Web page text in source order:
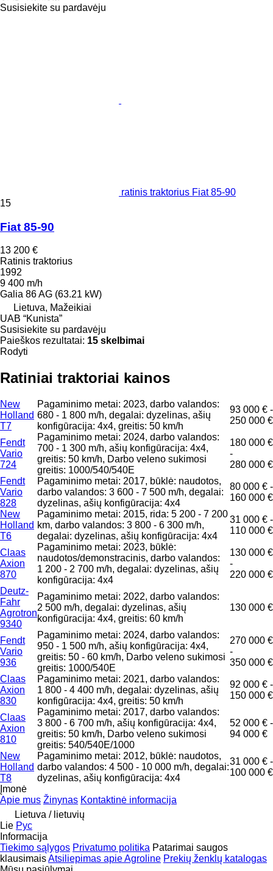
Susisiekite su pardavėju
ratinis traktorius Fiat 85-90
15
Fiat 85-90
13 200 €
Ratinis traktorius
1992
9 400 m/h
Galia 86 AG (63.21 kW)
Lietuva, Mažeikiai
UAB “Kunista”
Susisiekite su pardavėju
Paieškos rezultatai: 15 skelbimai
Rodyti
Ratiniai traktoriai kainos
New
Holland
T7
Pagaminimo metai: 2023, darbo valandos:
680 - 1 800 m/h, degalai: dyzelinas, ašių
konfigūracija: 4x4, greitis: 50 km/h
93 000 € -
250 000 €
Fendt
Vario
724
Pagaminimo metai: 2024, darbo valandos:
700 - 1 300 m/h, ašių konfigūracija: 4x4,
greitis: 50 km/h, Darbo veleno sukimosi
greitis: 1000/540/540E
180 000 €
-
280 000 €
Fendt
Vario
828
Pagaminimo metai: 2017, būklė: naudotos,
darbo valandos: 3 600 - 7 500 m/h, degalai:
dyzelinas, ašių konfigūracija: 4x4
80 000 € -
160 000 €
New
Holland
T6
Pagaminimo metai: 2015, rida: 5 200 - 7 200
km, darbo valandos: 3 800 - 6 300 m/h,
degalai: dyzelinas, ašių konfigūracija: 4x4
31 000 € -
110 000 €
Claas
Axion
870
Pagaminimo metai: 2023, būklė:
naudotos/demonstracinis, darbo valandos:
1 200 - 2 700 m/h, degalai: dyzelinas, ašių
konfigūracija: 4x4
130 000 €
-
220 000 €
Deutz-
Fahr
Agrotron
9340
Pagaminimo metai: 2022, darbo valandos:
2 500 m/h, degalai: dyzelinas, ašių
konfigūracija: 4x4, greitis: 60 km/h
130 000 €
Fendt
Vario
936
Pagaminimo metai: 2024, darbo valandos:
950 - 1 500 m/h, ašių konfigūracija: 4x4,
greitis: 50 - 60 km/h, Darbo veleno sukimosi
greitis: 1000/540E
270 000 €
-
350 000 €
Claas
Axion
830
Pagaminimo metai: 2021, darbo valandos:
1 800 - 4 400 m/h, degalai: dyzelinas, ašių
konfigūracija: 4x4, greitis: 50 km/h
92 000 € -
150 000 €
Claas
Axion
810
Pagaminimo metai: 2017, darbo valandos:
3 800 - 6 700 m/h, ašių konfigūracija: 4x4,
greitis: 50 km/h, Darbo veleno sukimosi
greitis: 540/540E/1000
52 000 € -
94 000 €
New
Holland
T8
Pagaminimo metai: 2012, būklė: naudotos,
darbo valandos: 4 500 - 10 000 m/h, degalai:
dyzelinas, ašių konfigūracija: 4x4
31 000 € -
100 000 €
Įmonė
Apie mus Žinynas Kontaktinė informacija
Lietuva / lietuvių
Lie Рус
Informacija
Tiekimo sąlygos Privatumo politika Patarimai saugos
klausimaisAtsiliepimas apie Agroline Prekių ženklų katalogas